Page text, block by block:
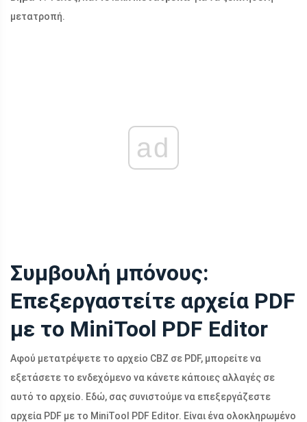
μετατροπή.
ad
Συμβουλή μπόνους:
Επεξεργαστείτε αρχεία PDF
με το MiniTool PDF Editor
Αφού μετατρέψετε το αρχείο CBZ σε PDF, μπορείτε να
εξετάσετε το ενδεχόμενο να κάνετε κάποιες αλλαγές σε
αυτό το αρχείο. Εδώ, σας συνιστούμε να επεξεργάζεστε
αρχεία PDF με το MiniTool PDF Editor. Είναι ένα ολοκληρωμένο